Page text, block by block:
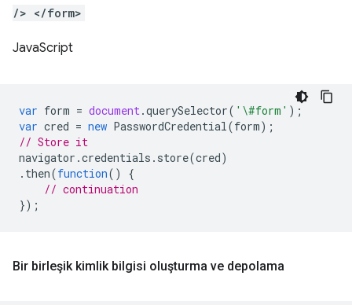
/> </form>
JavaScript
var form = document.querySelector( '\#form' );
var cred = new PasswordCredential(form);
// Store it
navigator .credentials . store(cred)
. then(function()
{
// continuation
});
Bir birleşik kimlik bilgisi oluşturma ve depolama